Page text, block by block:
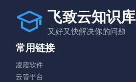
飞致云知识库
又好又快解决你的问题
常用链接
凌霞软件
云管平台